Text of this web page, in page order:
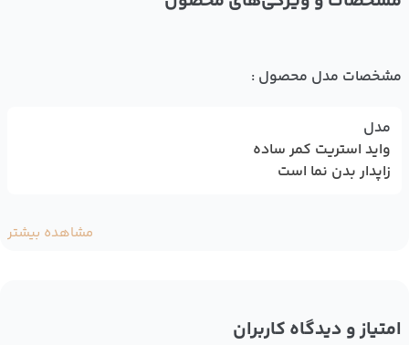
مشخصات مدل محصول :
مدل
واید استریت کمر ساده
زاپدار بدن نما است
مشاهده بیشتر
امتیاز و دیدگاه کاربران